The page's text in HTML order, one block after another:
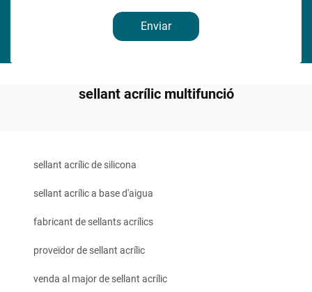
Enviar
sellant acrílic multifunció
sellant acrílic de silicona
sellant acrílic a base d'aigua
fabricant de sellants acrílics
proveïdor de sellant acrílic
venda al major de sellant acrílic